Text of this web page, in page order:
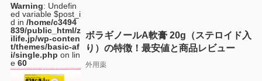
Warning: Undefin
ed variable $post_i
d in /home/c3494
839/public_html/z
ilife.jp/wp-conten
t/themes/basic-af
i/single.php on lin
e 60
ボラギノールA軟膏 20g（ステロイド入
り）の特徴！最安値と商品レビュー
外用薬